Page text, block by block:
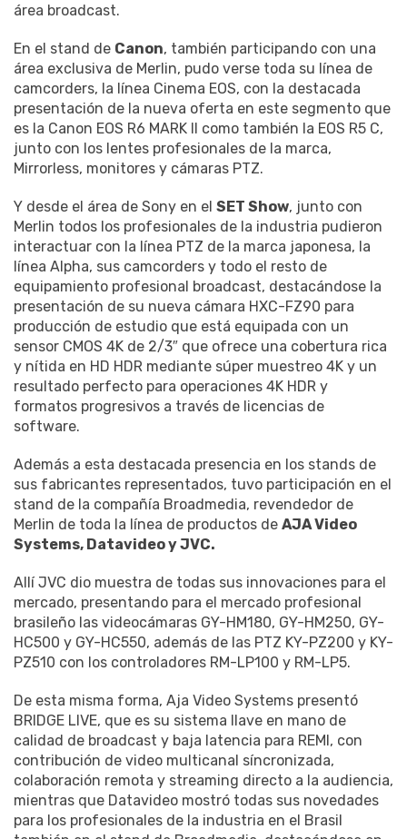
área broadcast.
En el stand de Canon, también participando con una
área exclusiva de Merlin, pudo verse toda su línea de
camcorders, la línea Cinema EOS, con la destacada
presentación de la nueva oferta en este segmento que
es la Canon EOS R6 MARK II como también la EOS R5 C,
junto con los lentes profesionales de la marca,
Mirrorless, monitores y cámaras PTZ.
Y desde el área de Sony en el SET Show, junto con
Merlin todos los profesionales de la industria pudieron
interactuar con la línea PTZ de la marca japonesa, la
línea Alpha, sus camcorders y todo el resto de
equipamiento profesional broadcast, destacándose la
presentación de su nueva cámara HXC-FZ90 para
producción de estudio que está equipada con un
sensor CMOS 4K de 2/3″ que ofrece una cobertura rica
y nítida en HD HDR mediante súper muestreo 4K y un
resultado perfecto para operaciones 4K HDR y
formatos progresivos a través de licencias de
software.
Además a esta destacada presencia en los stands de
sus fabricantes representados, tuvo participación en el
stand de la compañía Broadmedia, revendedor de
Merlin de toda la línea de productos de AJA Video
Systems, Datavideo y JVC.
Allí JVC dio muestra de todas sus innovaciones para el
mercado, presentando para el mercado profesional
brasileño las videocámaras GY-HM180, GY-HM250, GY-
HC500 y GY-HC550, además de las PTZ KY-PZ200 y KY-
PZ510 con los controladores RM-LP100 y RM-LP5.
De esta misma forma, Aja Video Systems presentó
BRIDGE LIVE, que es su sistema llave en mano de
calidad de broadcast y baja latencia para REMI, con
contribución de video multicanal síncronizada,
colaboración remota y streaming directo a la audiencia,
mientras que Datavideo mostró todas sus novedades
para los profesionales de la industria en el Brasil